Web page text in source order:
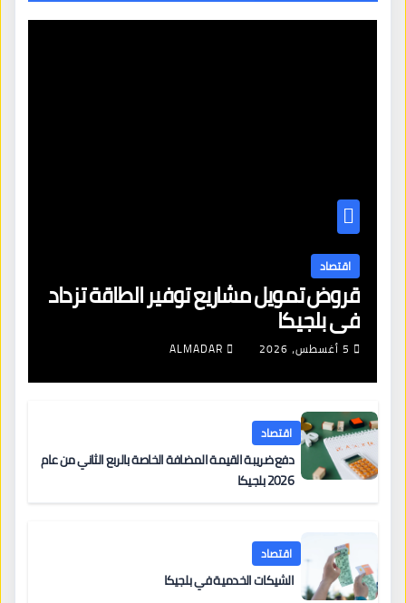
اقتصاد
قروض تمويل مشاريع توفير الطاقة تزداد
في بلجيكا
5 أغسطس، 2026 ALMADAR
اقتصاد
دفع ضريبة القيمة المضافة الخاصة بالربع الثاني من عام
2026 بلجيكا
اقتصاد
الشيكات الخدمية في بلجيكا